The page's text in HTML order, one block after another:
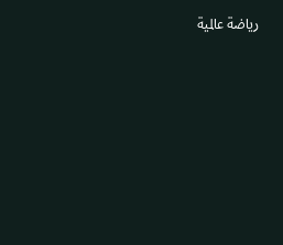
رياضة عالمية